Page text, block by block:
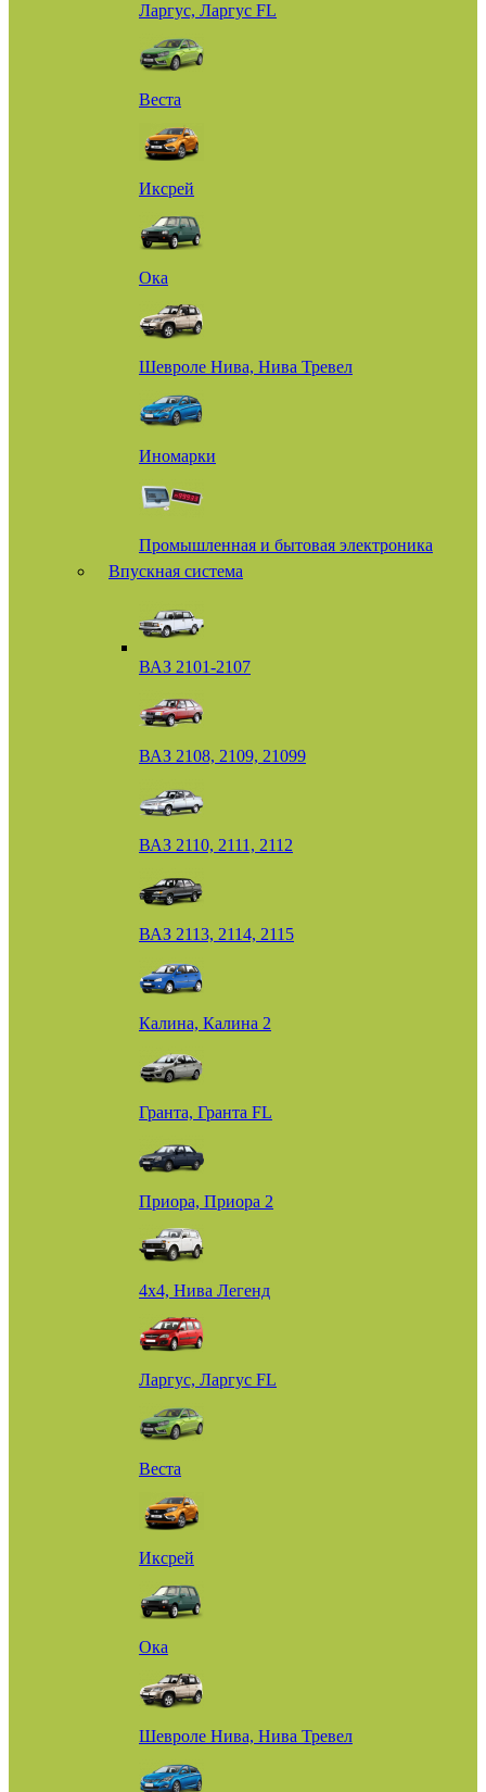
Ларгус, Ларгус FL
Веста
Иксрей
Ока
Шевроле Нива, Нива Тревел
Иномарки
Промышленная и бытовая электроника
Впускная система
ВАЗ 2101-2107
ВАЗ 2108, 2109, 21099
ВАЗ 2110, 2111, 2112
ВАЗ 2113, 2114, 2115
Калина, Калина 2
Гранта, Гранта FL
Приора, Приора 2
4х4, Нива Легенд
Ларгус, Ларгус FL
Веста
Иксрей
Ока
Шевроле Нива, Нива Тревел